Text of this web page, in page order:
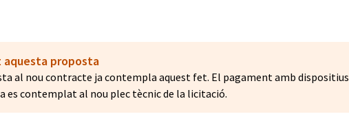
proposta
al nou contracte ja contempla aquest fet. El pagament amb dispositius
es contemplat al nou plec tècnic de la licitació.